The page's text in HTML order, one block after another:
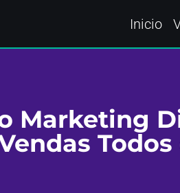
Inicio
Marketing
Todos